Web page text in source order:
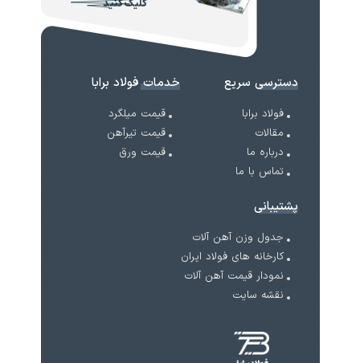
کلیک کنید
دسترسی سریع
فولاد برابا
مقالات
درباره ما
تماس با ما
خدمات فولاد برابا
قیمت میلگرد
قیمت تیرآهن
قیمت ورق
پشتیبانی
جدول وزن آهن آلات
کارخانه های فولاد ایران
نمودار قیمت آهن آلات
نقشه سایت